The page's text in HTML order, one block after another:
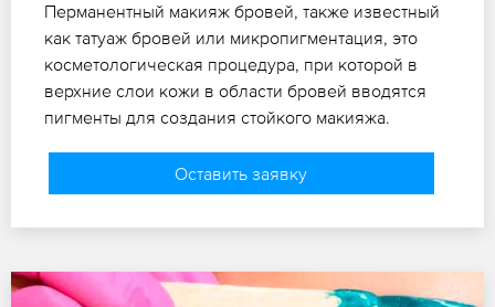
Перманентный макияж бровей, также известный
как татуаж бровей или микропигментация, это
косметологическая процедура, при которой в
верхние слои кожи в области бровей вводятся
пигменты для создания стойкого макияжа.
Оставить заявку